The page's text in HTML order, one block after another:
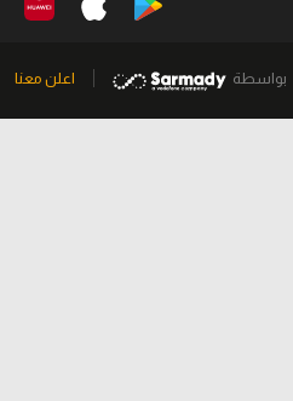
بواسطة اعلن معنا